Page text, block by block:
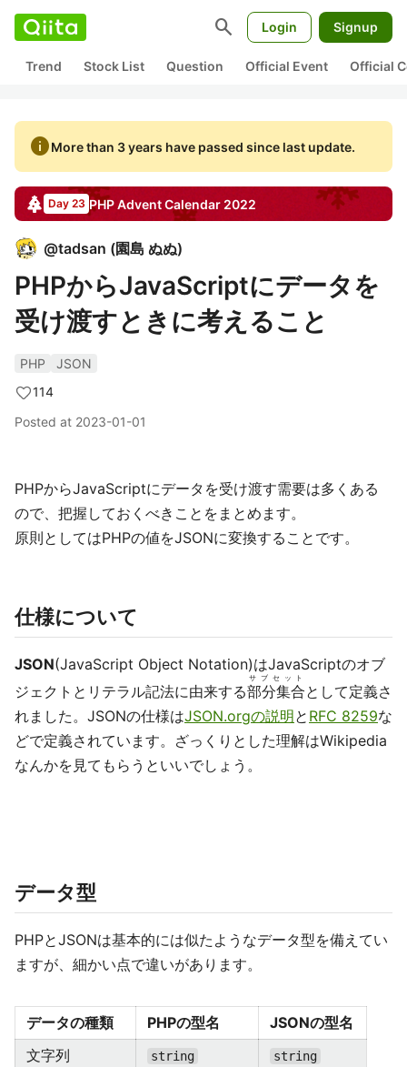
search Login Signup
Trend Stock List Question Official Event Official
infoMore than 3 years have passed since last update.
Day 23 PHPAdvent Calendar 2022
@tadsan (園島 ぬぬ)
PHPからJavaScriptにデータを
受け渡すときに考えること
PHP
JSON
114
Posted at 2023-01-01
PHPからJavaScriptにデータを受け渡す需要は多くある
ので、把握しておくべきことをまとめます。
原則としてはPHPの値をJSONに変換することです。
仕様について
JSON(JavaScript Object Notation)はJavaScriptのオブ
ジェクトとリテラル記法に由来する部分集合
サブセット
として定義さ
れました。JSONの仕様はJSON.orgの説明と RFC 8259な
どで定義されています。ざっくりとした理解はWikipedia
なんかを見てもらうといいでしょう。
データ型
PHPとJSONは基本的には似たようなデータ型を備えてい
ますが、細かい点で違いがあります。
データの種類 PHPの型名
JSONの型名
文字列
string string